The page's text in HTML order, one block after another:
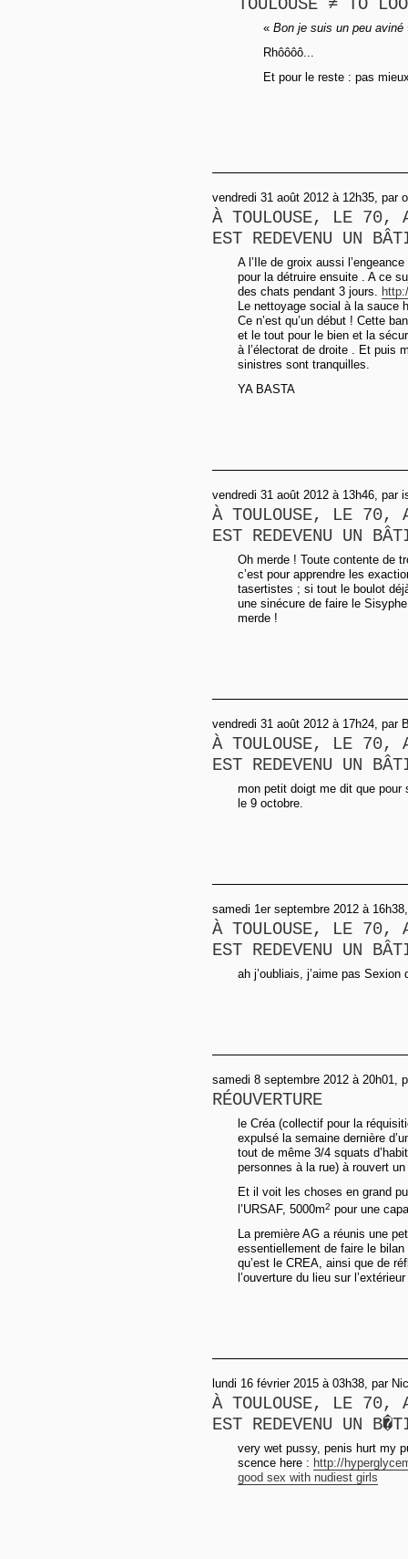
TOULOUSE ≠ TO
« Bon je suis un peu aviné
Rhôôôô...
Et pour le reste : pas
vendredi 31 août 2012 à 12h35, par
À TOULOUSE, LE 70,
EST REDEVENU UN
A l’Ile de groix aussi
pour la détruire ensuite . A ce
des chats pendant 3 jours.
Le nettoyage social à la sauce
Ce n’est qu’un début ! Cette
et le tout pour le bien et la
à l’électorat de droite . Et puis
sinistres sont tranquilles.
YA BASTA
vendredi 31 août 2012 à 13h46, par
À TOULOUSE, LE 70,
EST REDEVENU UN
Oh merde ! Toute contente de
c’est pour apprendre les
tasertistes ; si tout le boulot
une sinécure de faire le
merde !
vendredi 31 août 2012 à 17h24, par
À TOULOUSE, LE 70,
EST REDEVENU UN
mon petit doigt me dit que pour
le 9 octobre.
samedi 1er septembre 2012 à
À TOULOUSE, LE 70,
EST REDEVENU UN
ah j’oubliais, j’aime pas
samedi 8 septembre 2012 à 20h01,
RÉOUVERTURE
le Créa (collectif pour la
expulsé la semaine dernière
tout de même 3/4 squats
personnes à la rue) à rouvert
Et il voit les choses en grand
l’URSAF, 5000m2 pour une
La première AG a réunis une
essentiellement de faire le
qu’est le CREA, ainsi que de
l’ouverture du lieu sur
lundi 16 février 2015 à 03h38, par
À TOULOUSE, LE 70,
EST REDEVENU UN
very wet pussy, penis hurt my
scence here : http://
good sex with nudiest girls